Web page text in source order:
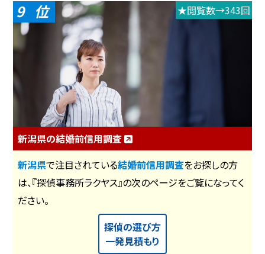
9 ★閲覧数→343回
新潟県の結婚前信用調査
新潟県で注目されている結婚前信用調査をお探しの方
は、『探偵事務所ラクヤス』の次のページをご覧になってく
ださい。
探偵の選び方
一発見積もり